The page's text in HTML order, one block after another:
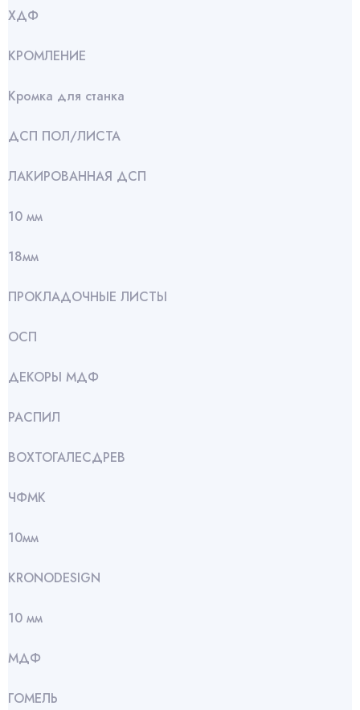
ХДФ
КРОМЛЕНИЕ
Кромка для станка
ДСП ПОЛ/ЛИСТА
ЛАКИРОВАННАЯ ДСП
10 мм
18мм
ПРОКЛАДОЧНЫЕ ЛИСТЫ
ОСП
ДЕКОРЫ МДФ
РАСПИЛ
ВОХТОГАЛЕСДРЕВ
ЧФМК
10мм
KRONODESIGN
10 мм
МДФ
ГОМЕЛЬ